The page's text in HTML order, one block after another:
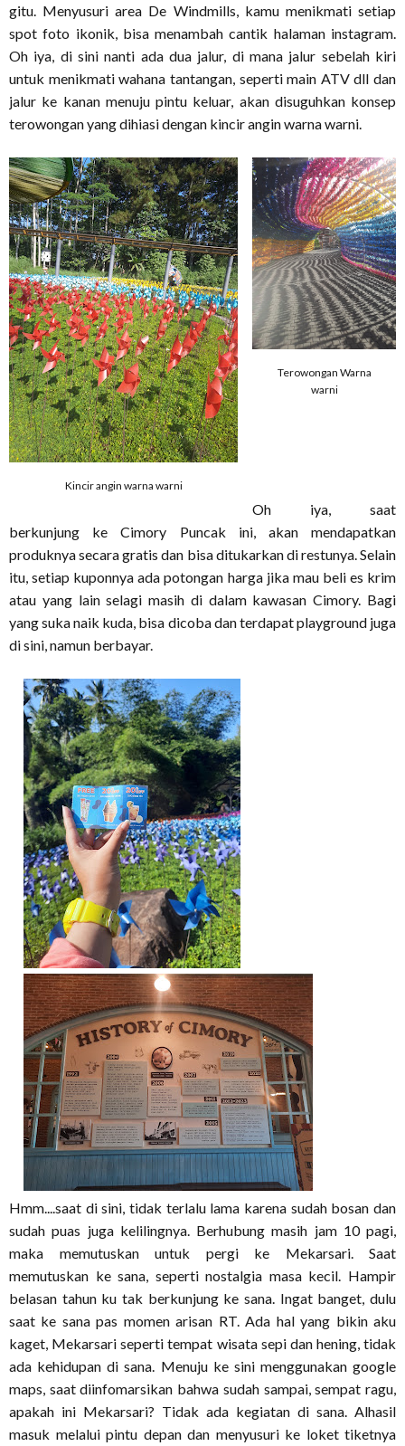
gitu. Menyusuri area De Windmills, kamu menikmati setiap
spot foto ikonik, bisa menambah cantik halaman instagram.
Oh iya, di sini nanti ada dua jalur, di mana jalur sebelah kiri
untuk menikmati wahana tantangan, seperti main ATV dll dan
jalur ke kanan menuju pintu keluar, akan disuguhkan konsep
terowongan yang dihiasi dengan kincir angin warna warni.
Kincir angin warna warni
Terowongan Warna
warni
Oh iya, saat
berkunjung ke Cimory Puncak ini, akan mendapatkan
produknya secara gratis dan bisa ditukarkan di restunya. Selain
itu, setiap kuponnya ada potongan harga jika mau beli es krim
atau yang lain selagi masih di dalam kawasan Cimory. Bagi
yang suka naik kuda, bisa dicoba dan terdapat playground juga
di sini, namun berbayar.
Hmm....saat di sini, tidak terlalu lama karena sudah bosan dan
sudah puas juga kelilingnya. Berhubung masih jam 10 pagi,
maka memutuskan untuk pergi ke Mekarsari. Saat
memutuskan ke sana, seperti nostalgia masa kecil. Hampir
belasan tahun ku tak berkunjung ke sana. Ingat banget, dulu
saat ke sana pas momen arisan RT. Ada hal yang bikin aku
kaget, Mekarsari seperti tempat wisata sepi dan hening, tidak
ada kehidupan di sana. Menuju ke sini menggunakan google
maps, saat diinfomarsikan bahwa sudah sampai, sempat ragu,
apakah ini Mekarsari? Tidak ada kegiatan di sana. Alhasil
masuk melalui pintu depan dan menyusuri ke loket tiketnya